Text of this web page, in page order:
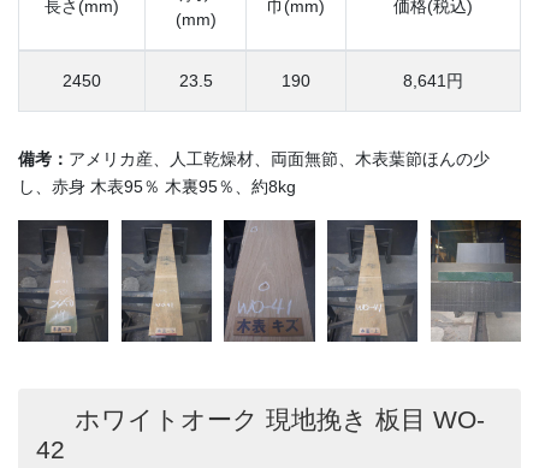
長さ(mm)
(mm)
巾(mm) 価格(税込)
2450 23.5 190 8,641円
備考： アメリカ産、人工乾燥材、両面無節、木表葉節ほんの少
し、赤身 木表95％ 木裏95％、約8kg
ホワイトオーク 現地挽き 板目 WO-
42